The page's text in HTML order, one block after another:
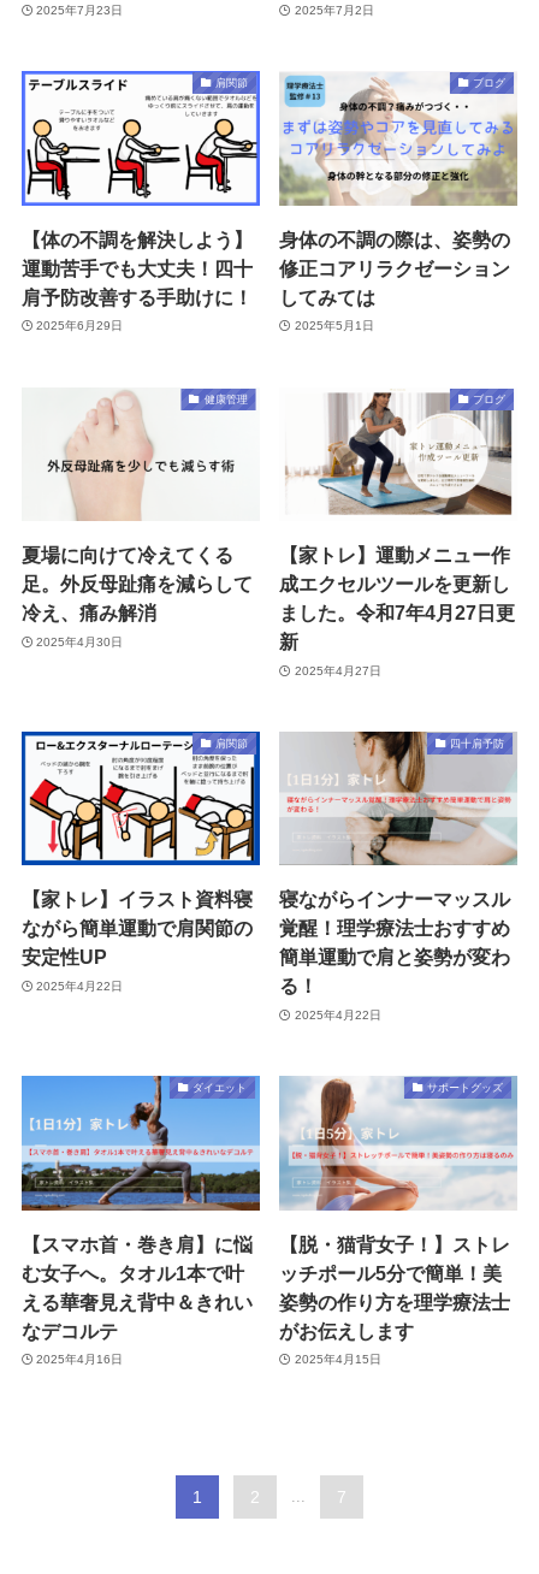
2025年7月23日 2025年7月2日
肩関節
【体の不調を解決しよう】
運動苦手でも大丈夫！四十
肩予防改善する手助けに！
2025年6月29日
ブログ
身体の不調の際は、姿勢の
修正コアリラクゼーション
してみては
2025年5月1日
健康管理
夏場に向けて冷えてくる
足。外反母趾痛を減らして
冷え、痛み解消
2025年4月30日
ブログ
【家トレ】運動メニュー作
成エクセルツールを更新し
ました。令和7年4月27日更
新
2025年4月27日
肩関節
【家トレ】イラスト資料寝
ながら簡単運動で肩関節の
安定性UP
2025年4月22日
四十肩予防
寝ながらインナーマッスル
覚醒！理学療法士おすすめ
簡単運動で肩と姿勢が変わ
る！
2025年4月22日
ダイエット
【スマホ首・巻き肩】に悩
む女子へ。タオル1本で叶
える華奢見え背中＆きれい
なデコルテ
2025年4月16日
サポートグッズ
【脱・猫背女子！】ストレ
ッチポール5分で簡単！美
姿勢の作り方を理学療法士
がお伝えします
2025年4月15日
1 2 7